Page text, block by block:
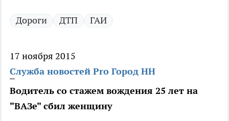
Дороги ДТП ГАИ
17 ноября 2015
Служба новостей Pro Город НН
Водитель со стажем вождения 25 лет на
"ВАЗе" сбил женщину